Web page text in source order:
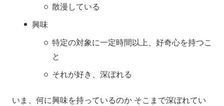
散漫している
興味
特定の対象に一定時間以上、好奇心を持つこ
と
それが好き、深ぼれる
いま、何に興味を持っているのか そこまで深ぼれてい